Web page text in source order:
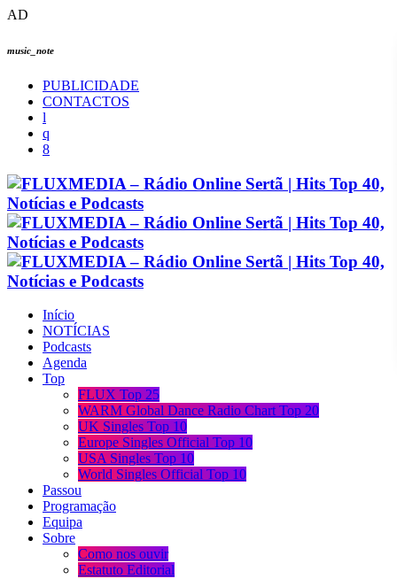
AD
music_note
PUBLICIDADE
CONTACTOS
Início
NOTÍCIAS
Podcasts
Agenda
Top
FLUX Top 25
WARM Global Dance Radio Chart Top 20
UK Singles Top 10
Europe Singles Official Top 10
USA Singles Top 10
World Singles Official Top 10
Passou
Programação
Equipa
Sobre
Como nos ouvir
Estatuto Editorial